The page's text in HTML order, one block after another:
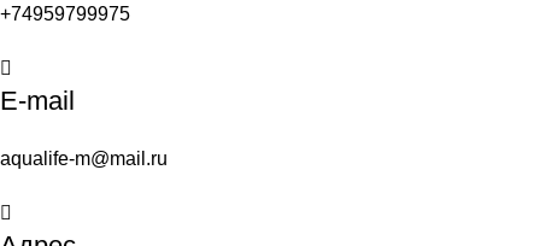
+74959799975
E-mail
aqualife-m@mail.ru